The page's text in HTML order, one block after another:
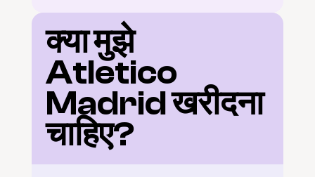
क्या मुझे
Atletico
Madrid खरीदना
चाहिए?